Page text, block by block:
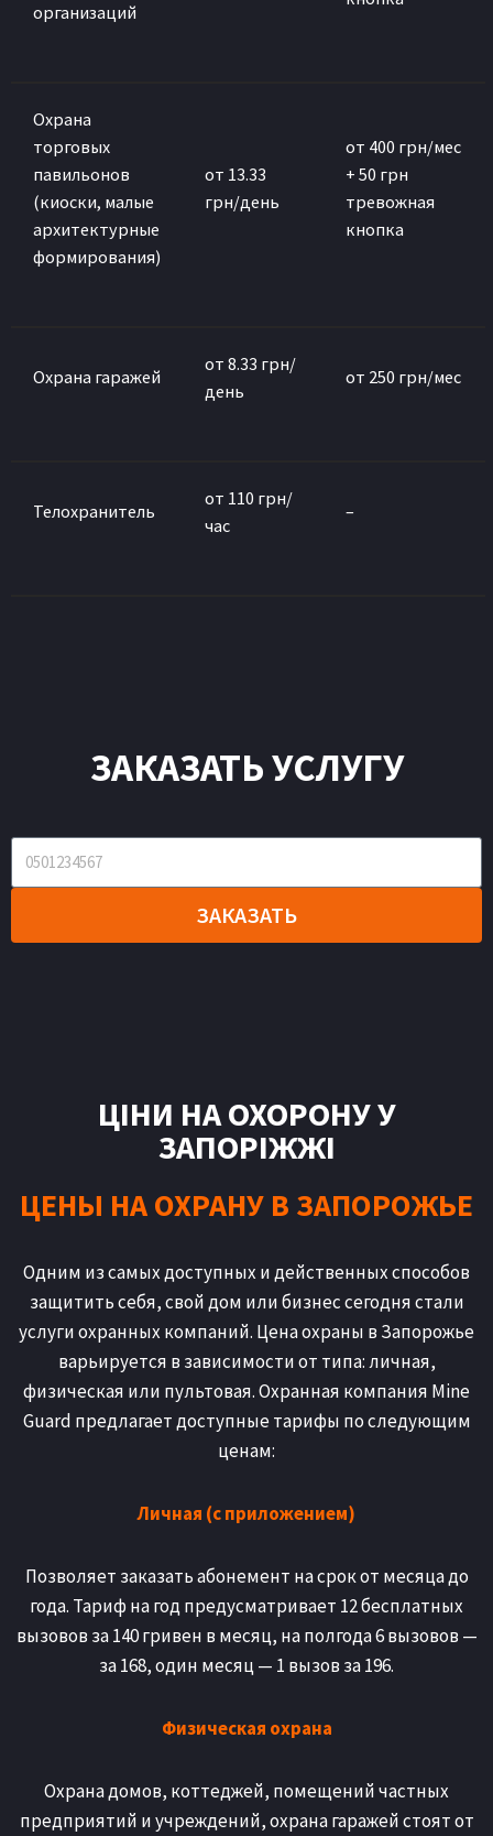
организаций
Охрана
торговых
павильонов
(киоски, малые
архитектурные
формирования)
от 13.33
грн/день
от 400 грн/мес
+ 50 грн
тревожная
кнопка
Охрана гаражей
от 8.33 грн/
день
от 250 грн/мес
Телохранитель
от 110 грн/
час
–
ЗАКАЗАТЬ УСЛУГУ
ЗАКАЗАТЬ
ЦІНИ НА ОХОРОНУ У
ЗАПОРІЖЖІ
ЦЕНЫ НА ОХРАНУ В ЗАПОРОЖЬЕ
Одним из самых доступных и действенных способов
защитить себя, свой дом или бизнес сегодня стали
услуги охранных компаний. Цена охраны в Запорожье
варьируется в зависимости от типа: личная,
физическая или пультовая. Охранная компания Mine
Guard предлагает доступные тарифы по следующим
ценам:
Личная (с приложением)
Позволяет заказать абонемент на срок от месяца до
года. Тариф на год предусматривает 12 бесплатных
вызовов за 140 гривен в месяц, на полгода 6 вызовов —
за 168, один месяц — 1 вызов за 196.
Физическая охрана
Охрана домов, коттеджей, помещений частных
предприятий и учреждений, охрана гаражей стоят от